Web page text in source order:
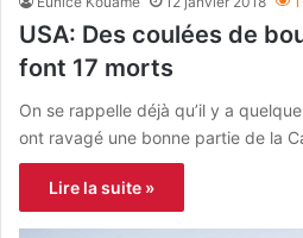
USA: Des coulées de
font 17 morts
On se rappelle déjà qu’il y a
ont ravagé une bonne partie de la
Lire la suite »